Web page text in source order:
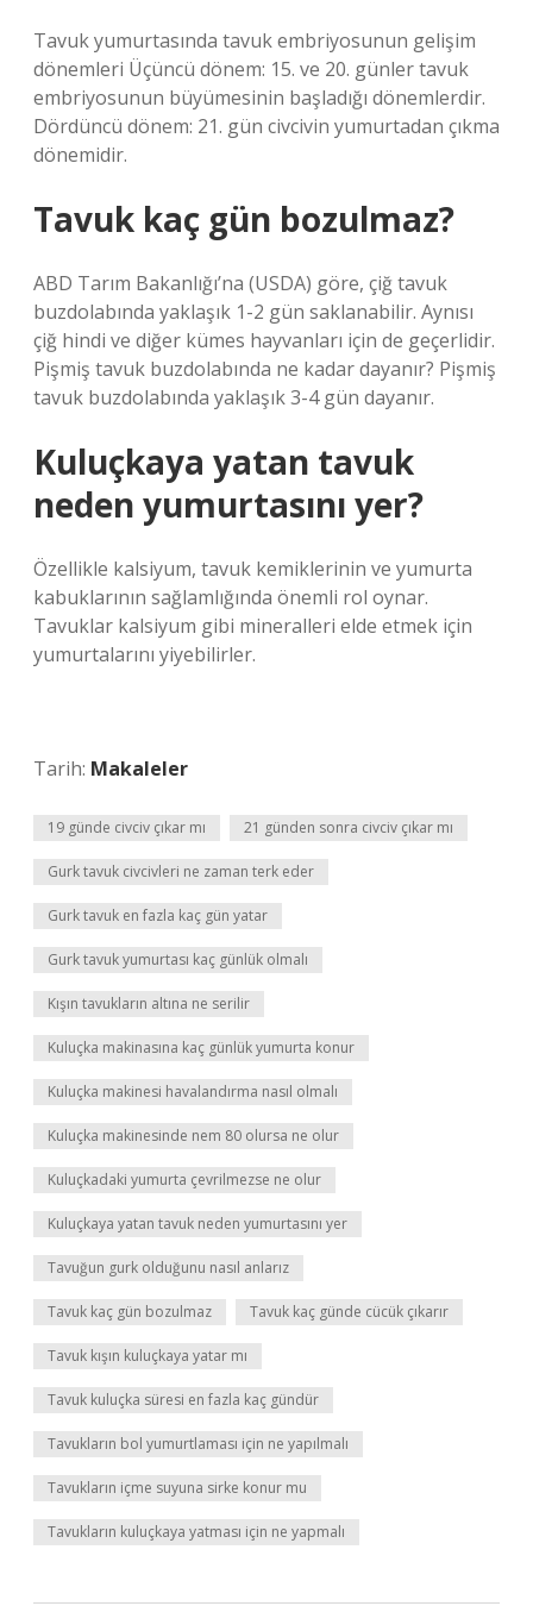
Tavuk yumurtasında tavuk embriyosunun gelişim
dönemleri Üçüncü dönem: 15. ve 20. günler tavuk
embriyosunun büyümesinin başladığı dönemlerdir.
Dördüncü dönem: 21. gün civcivin yumurtadan çıkma
dönemidir.
Tavuk kaç gün bozulmaz?
ABD Tarım Bakanlığı’na (USDA) göre, çiğ tavuk
buzdolabında yaklaşık 1-2 gün saklanabilir. Aynısı
çiğ hindi ve diğer kümes hayvanları için de geçerlidir.
Pişmiş tavuk buzdolabında ne kadar dayanır? Pişmiş
tavuk buzdolabında yaklaşık 3-4 gün dayanır.
Kuluçkaya yatan tavuk
neden yumurtasını yer?
Özellikle kalsiyum, tavuk kemiklerinin ve yumurta
kabuklarının sağlamlığında önemli rol oynar.
Tavuklar kalsiyum gibi mineralleri elde etmek için
yumurtalarını yiyebilirler.
Tarih: Makaleler
19 günde civciv çıkar mı 21 günden sonra civciv çıkar mı
Gurk tavuk civcivleri ne zaman terk eder
Gurk tavuk en fazla kaç gün yatar
Gurk tavuk yumurtası kaç günlük olmalı
Kışın tavukların altına ne serilir
Kuluçka makinasına kaç günlük yumurta konur
Kuluçka makinesi havalandırma nasıl olmalı
Kuluçka makinesinde nem 80 olursa ne olur
Kuluçkadaki yumurta çevrilmezse ne olur
Kuluçkaya yatan tavuk neden yumurtasını yer
Tavuğun gurk olduğunu nasıl anlarız
Tavuk kaç gün bozulmaz Tavuk kaç günde cücük çıkarır
Tavuk kışın kuluçkaya yatar mı
Tavuk kuluçka süresi en fazla kaç gündür
Tavukların bol yumurtlaması için ne yapılmalı
Tavukların içme suyuna sirke konur mu
Tavukların kuluçkaya yatması için ne yapmalı